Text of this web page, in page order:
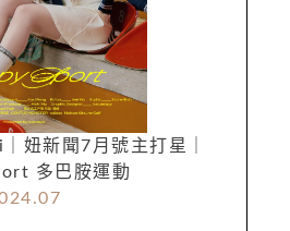
妞新聞7月號主打星｜
多巴胺運動